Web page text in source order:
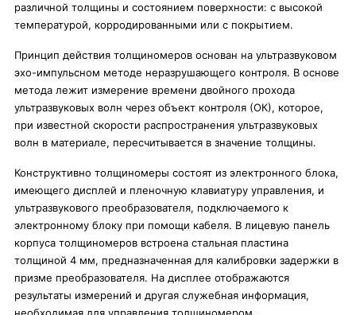
различной толщины и состоянием поверхности: с высокой
температурой, корродированными или с покрытием.
Принцип действия толщиномеров основан на ультразвуковом
эхо-импульсном методе неразрушающего контроля. В основе
метода лежит измерение времени двойного прохода
ультразвуковых волн через объект контроля (ОК), которое,
при известной скорости распространения ультразвуковых
волн в материале, пересчитывается в значение толщины.
Конструктивно толщиномеры состоят из электронного блока,
имеющего дисплей и пленочную клавиатуру управления, и
ультразвукового преобразователя, подключаемого к
электронному блоку при помощи кабеля. В лицевую панель
корпуса толщиномеров встроена стальная пластина
толщиной 4 мм, предназначенная для калибровки задержки в
призме преобразователя. На дисплее отображаются
результаты измерений и другая служебная информация,